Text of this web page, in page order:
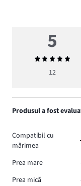
5
Evaluarea
medie
12
Produsul a fost
Compatibil cu
mărimea
Prea mare
Prea mică